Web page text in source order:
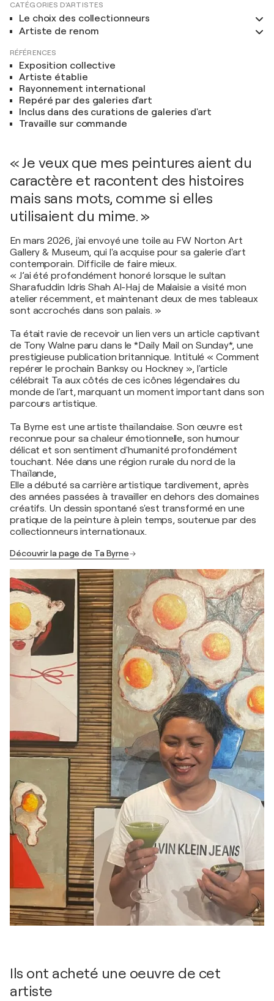
CATÉGORIES D'ARTISTES
Le choix des collectionneurs
Artiste de renom
RÉFÉRENCES
Exposition collective
Artiste établie
Rayonnement international
Repéré par des galeries d'art
Inclus dans des curations de galeries d'art
Travaille sur commande
« Je veux que mes peintures aient du
caractère et racontent des histoires
mais sans mots, comme si elles
utilisaient du mime. »
En mars 2026, j'ai envoyé une toile au FW Norton Art
Gallery & Museum, qui l'a acquise pour sa galerie d'art
contemporain. Difficile de faire mieux.
« J’ai été profondément honoré lorsque le sultan
Sharafuddin Idris Shah Al-Haj de Malaisie a visité mon
atelier récemment, et maintenant deux de mes tableaux
sont accrochés dans son palais. »
Ta était ravie de recevoir un lien vers un article captivant
de Tony Walne paru dans le *Daily Mail on Sunday*, une
prestigieuse publication britannique. Intitulé « Comment
repérer le prochain Banksy ou Hockney », l'article
célébrait Ta aux côtés de ces icônes légendaires du
monde de l'art, marquant un moment important dans son
parcours artistique.
Ta Byrne est une artiste thaïlandaise. Son œuvre est
reconnue pour sa chaleur émotionnelle, son humour
délicat et son sentiment d'humanité profondément
touchant. Née dans une région rurale du nord de la
Thaïlande,
Elle a débuté sa carrière artistique tardivement, après
des années passées à travailler en dehors des domaines
créatifs. Un dessin spontané s'est transformé en une
pratique de la peinture à plein temps, soutenue par des
collectionneurs internationaux.
Découvrir la page de Ta Byrne
Ils ont acheté une oeuvre de cet
artiste